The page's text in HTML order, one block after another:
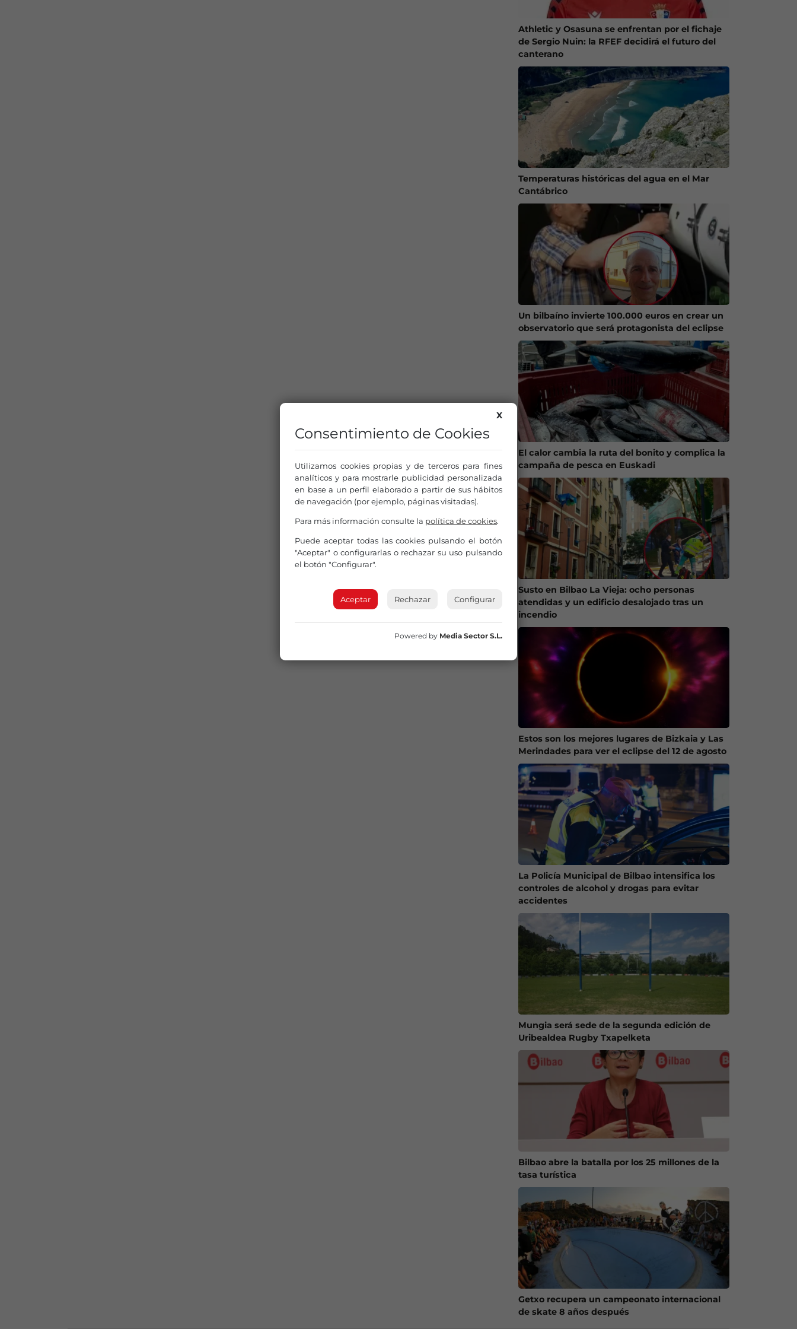
Athletic y Osasuna se enfrentan por el fichaje
de Sergio Nuin: la RFEF decidirá el futuro del
canterano
Temperaturas históricas del agua en el Mar
Cantábrico
Un bilbaíno invierte 100.000 euros en crear un
observatorio que será protagonista del eclipse
El calor cambia la ruta del bonito y complica la
campaña de pesca en Euskadi
Susto en Bilbao La Vieja: ocho personas
atendidas y un edificio desalojado tras un
incendio
Estos son los mejores lugares de Bizkaia y Las
Merindades para ver el eclipse del 12 de agosto
La Policía Municipal de Bilbao intensifica los
controles de alcohol y drogas para evitar
accidentes
Mungia será sede de la segunda edición de
Uribealdea Rugby Txapelketa
Bilbao abre la batalla por los 25 millones de la
tasa turística
Getxo recupera un campeonato internacional
de skate 8 años después
X
Consentimiento de Cookies
Utilizamos cookies propias y de terceros para fines
analíticos y para mostrarle publicidad personalizada
en base a un perfil elaborado a partir de sus hábitos
de navegación (por ejemplo, páginas visitadas).
Para más información consulte la política de cookies.
Puede aceptar todas las cookies pulsando el botón
"Aceptar" o configurarlas o rechazar su uso pulsando
el botón "Configurar".
Aceptar Rechazar Configurar
Powered by Media Sector S.L.